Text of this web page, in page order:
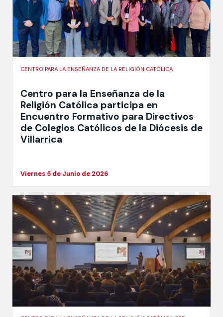
CENTRO PARA LA ENSEÑANZA DE LA RELIGIÓN CATÓLICA
Centro para la Enseñanza de la
Religión Católica participa en
Encuentro Formativo para Directivos
de Colegios Católicos de la Diócesis de
Villarrica
Viernes 5 de Junio de 2026